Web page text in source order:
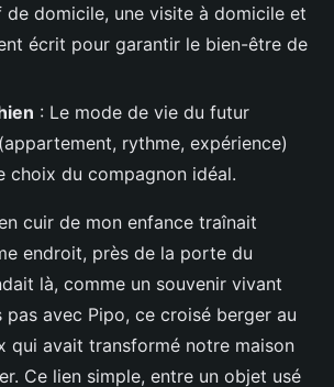
domicile, une visite à domicile et
écrit pour garantir le bien-être de
: Le mode de vie du futur
rythme, expérience)
choix du compagnon idéal.
cuir de mon enfance traînait
endroit, près de la porte du
là, comme un souvenir vivant
pas avec Pipo, ce croisé berger au
qui avait transformé notre maison
Ce lien simple, entre un objet usé